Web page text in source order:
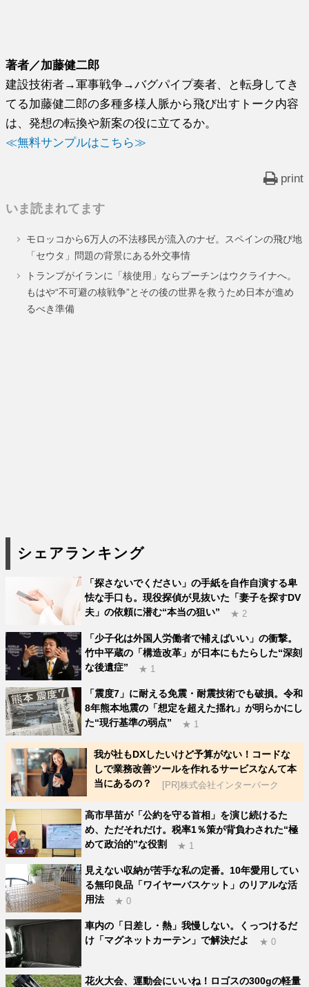
著者／加藤健二郎
建設技術者→軍事戦争→バグパイプ奏者、と転身してき
てる加藤健二郎の多種多様人脈から飛び出すトーク内容
は、発想の転換や新案の役に立てるか。
≪無料サンプルはこちら≫
print
いま読まれてます
モロッコから6万人の不法移民が流入のナゼ。スペインの飛び地
「セウタ」問題の背景にある外交事情
トランプがイランに「核使用」ならプーチンはウクライナへ。
もはや“不可避の核戦争”とその後の世界を救うため日本が進め
るべき準備
シェアランキング
「探さないでください」の手紙を自作自演する卑
怯な手口も。現役探偵が見抜いた「妻子を探すDV
夫」の依頼に潜む“本当の狙い”
★ 2
「少子化は外国人労働者で補えばいい」の衝撃。
竹中平蔵の「構造改革」が日本にもたらした“深刻
な後遺症”
★ 1
「震度7」に耐える免震・耐震技術でも破損。令和
8年熊本地震の「想定を超えた揺れ」が明らかにし
た“現行基準の弱点”
★ 1
我が社もDXしたいけど予算がない！コードな
しで業務改善ツールを作れるサービスなんて本
当にあるの？
[PR]株式会社インターパーク
高市早苗が「公約を守る首相」を演じ続けるた
め、ただそれだけ。税率1％策が背負わされた“極
めて政治的”な役割
★ 1
見えない収納が苦手な私の定番。10年愛用してい
る無印良品「ワイヤーバスケット」のリアルな活
用法
★ 0
車内の「日差し・熱」我慢しない。くっつけるだ
け「マグネットカーテン」で解決だよ
★ 0
花火大会、運動会にいいね！ロゴスの300gの軽量